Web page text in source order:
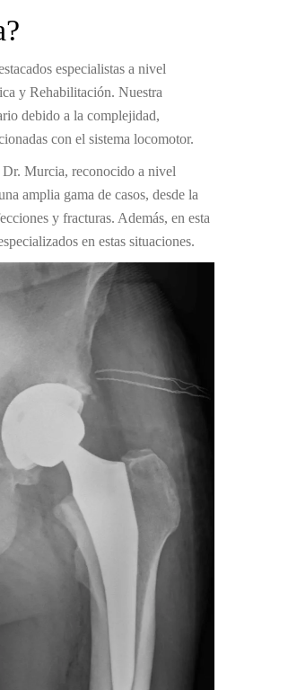
especialistas a nivel
y Rehabilitación. Nuestra
debido a la complejidad,
con el sistema locomotor.
Murcia, reconocido a nivel
amplia gama de casos, desde la
y fracturas. Además, en esta
en estas situaciones.